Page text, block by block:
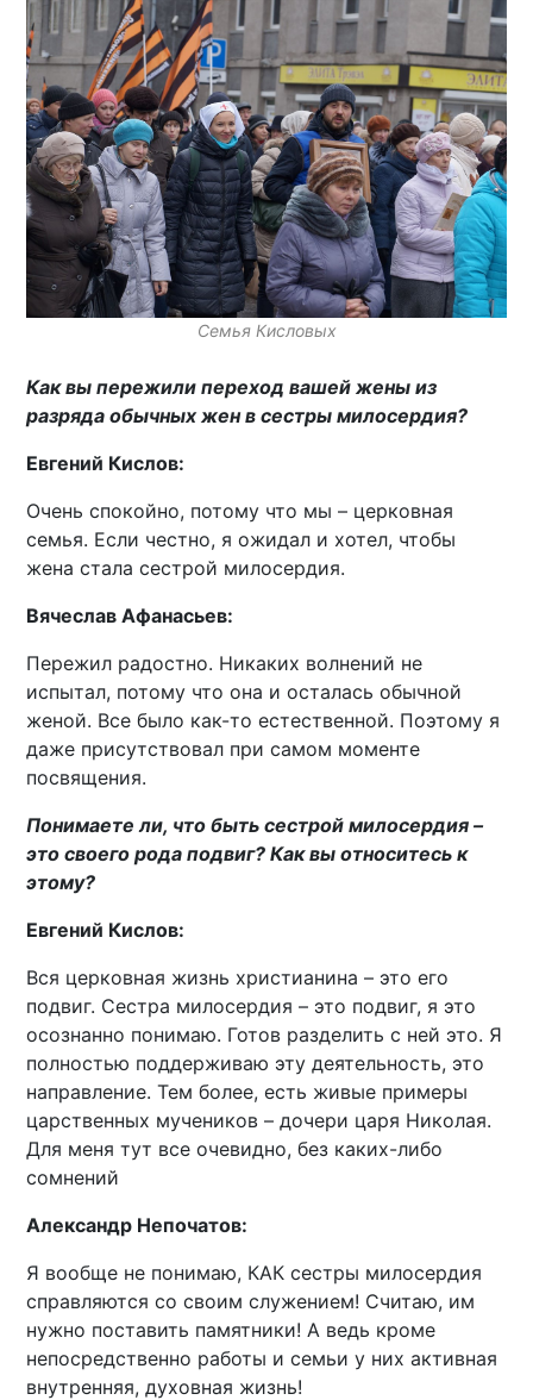
Семья Кисловых
Как вы пережили переход вашей жены из
разряда обычных жен в сестры милосердия?
Евгений Кислов:
Очень спокойно, потому что мы – церковная
семья. Если честно, я ожидал и хотел, чтобы
жена стала сестрой милосердия.
Вячеслав Афанасьев:
Пережил радостно. Никаких волнений не
испытал, потому что она и осталась обычной
женой. Все было как-то естественной. Поэтому я
даже присутствовал при самом моменте
посвящения.
Понимаете ли, что быть сестрой милосердия –
это своего рода подвиг? Как вы относитесь к
этому?
Евгений Кислов:
Вся церковная жизнь христианина – это его
подвиг. Сестра милосердия – это подвиг, я это
осознанно понимаю. Готов разделить с ней это. Я
полностью поддерживаю эту деятельность, это
направление. Тем более, есть живые примеры
царственных мучеников – дочери царя Николая.
Для меня тут все очевидно, без каких-либо
сомнений
Александр Непочатов:
Я вообще не понимаю, КАК сестры милосердия
справляются со своим служением! Считаю, им
нужно поставить памятники! А ведь кроме
непосредственно работы и семьи у них активная
внутренняя, духовная жизнь!